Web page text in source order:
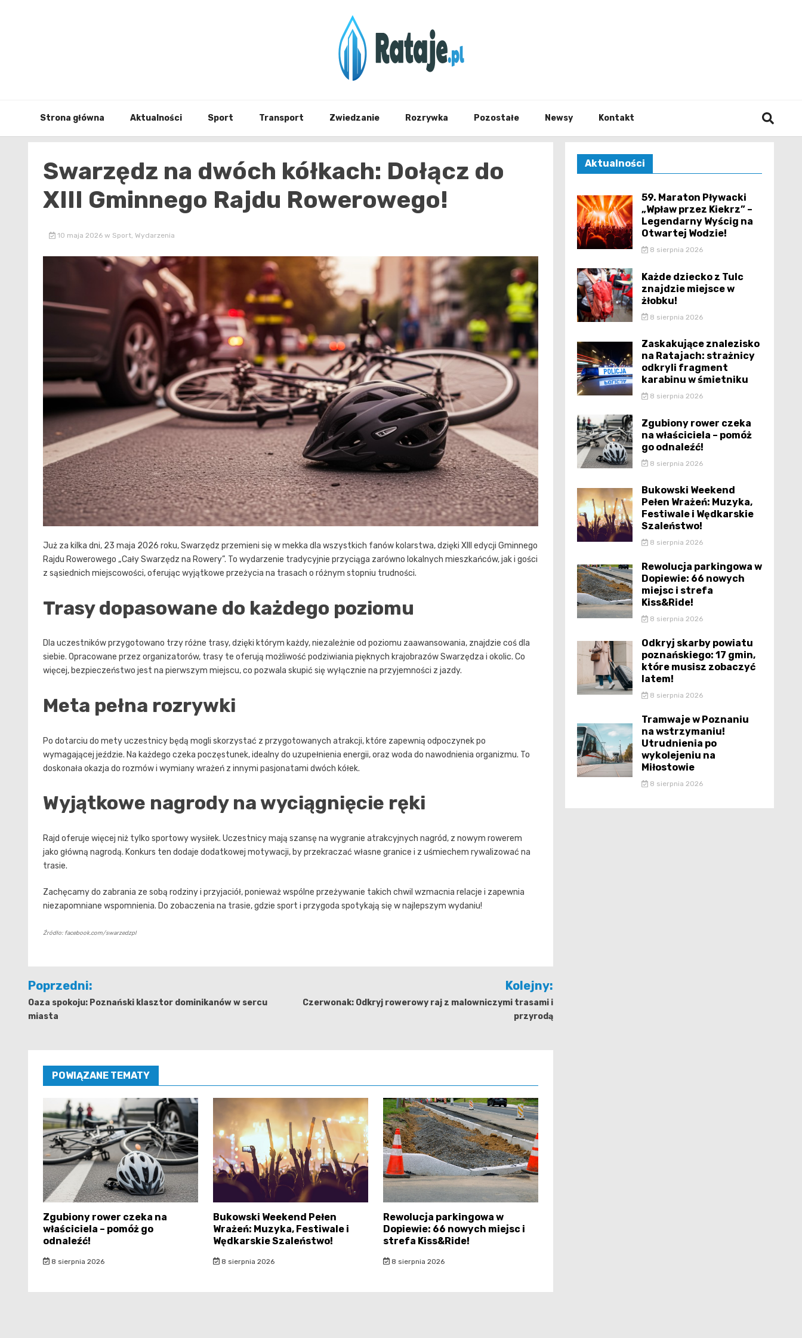
Rataje.pl
Strona główna Aktualności Sport Transport Zwiedzanie Rozrywka Pozostałe Newsy Kontakt
Swarzędz na dwóch kółkach: Dołącz do
XIII Gminnego Rajdu Rowerowego!
10 maja 2026 w Sport, Wydarzenia
Już za kilka dni, 23 maja 2026 roku, Swarzędz przemieni się w mekka dla wszystkich fanów kolarstwa, dzięki XIII edycji Gminnego
Rajdu Rowerowego „Cały Swarzędz na Rowery”. To wydarzenie tradycyjnie przyciąga zarówno lokalnych mieszkańców, jak i gości
z sąsiednich miejscowości, oferując wyjątkowe przeżycia na trasach o różnym stopniu trudności.
Trasy dopasowane do każdego poziomu
Dla uczestników przygotowano trzy różne trasy, dzięki którym każdy, niezależnie od poziomu zaawansowania, znajdzie coś dla
siebie. Opracowane przez organizatorów, trasy te oferują możliwość podziwiania pięknych krajobrazów Swarzędza i okolic. Co
więcej, bezpieczeństwo jest na pierwszym miejscu, co pozwala skupić się wyłącznie na przyjemności z jazdy.
Meta pełna rozrywki
Po dotarciu do mety uczestnicy będą mogli skorzystać z przygotowanych atrakcji, które zapewnią odpoczynek po
wymagającej jeździe. Na każdego czeka poczęstunek, idealny do uzupełnienia energii, oraz woda do nawodnienia organizmu. To
doskonała okazja do rozmów i wymiany wrażeń z innymi pasjonatami dwóch kółek.
Wyjątkowe nagrody na wyciągnięcie ręki
Rajd oferuje więcej niż tylko sportowy wysiłek. Uczestnicy mają szansę na wygranie atrakcyjnych nagród, z nowym rowerem
jako główną nagrodą. Konkurs ten dodaje dodatkowej motywacji, by przekraczać własne granice i z uśmiechem rywalizować na
trasie.
Zachęcamy do zabrania ze sobą rodziny i przyjaciół, ponieważ wspólne przeżywanie takich chwil wzmacnia relacje i zapewnia
niezapomniane wspomnienia. Do zobaczenia na trasie, gdzie sport i przygoda spotykają się w najlepszym wydaniu!
Źródło: facebook.com/swarzedzpl
Nawigacja
wpisu
Poprzedni:
Oaza spokoju: Poznański klasztor dominikanów w sercu
miasta
Kolejny:
Czerwonak: Odkryj rowerowy raj z malowniczymi trasami i
przyrodą
POWIĄZANE TEMATY
Zgubiony rower czeka na
właściciela – pomóż go
odnaleźć!
8 sierpnia 2026
Bukowski Weekend Pełen
Wrażeń: Muzyka, Festiwale i
Wędkarskie Szaleństwo!
8 sierpnia 2026
Rewolucja parkingowa w
Dopiewie: 66 nowych miejsc i
strefa Kiss&Ride!
8 sierpnia 2026
Aktualności
59. Maraton Pływacki
„Wpław przez Kiekrz” –
Legendarny Wyścig na
Otwartej Wodzie!
8 sierpnia 2026
Każde dziecko z Tulc
znajdzie miejsce w
żłobku!
8 sierpnia 2026
Zaskakujące znalezisko
na Ratajach: strażnicy
odkryli fragment
karabinu w śmietniku
8 sierpnia 2026
Zgubiony rower czeka
na właściciela – pomóż
go odnaleźć!
8 sierpnia 2026
Bukowski Weekend
Pełen Wrażeń: Muzyka,
Festiwale i Wędkarskie
Szaleństwo!
8 sierpnia 2026
Rewolucja parkingowa w
Dopiewie: 66 nowych
miejsc i strefa
Kiss&Ride!
8 sierpnia 2026
Odkryj skarby powiatu
poznańskiego: 17 gmin,
które musisz zobaczyć
latem!
8 sierpnia 2026
Tramwaje w Poznaniu
na wstrzymaniu!
Utrudnienia po
wykolejeniu na
Miłostowie
8 sierpnia 2026